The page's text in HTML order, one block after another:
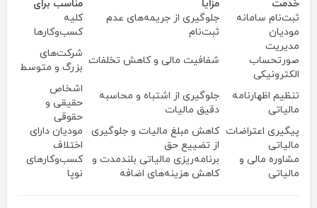
خدمت مزایا
مناسب برای
ثبت‌نام سامانه
مودیان
جلوگیری از جریمه‌های عدم
ثبت‌نام
کلیه
کسب‌وکارها
مدیریت
صورتحساب
الکترونیکی
شفافیت مالی و کاهش تخلفات
شرکت‌های
بزرگ و متوسط
تنظیم اظهارنامه
مالیاتی
جلوگیری از اشتباه و محاسبه
دقیق مالیات
اشخاص
حقیقی و
حقوقی
پیگیری اعتراضات
مالیاتی
کاهش مبلغ مالیات و جلوگیری
از تضییع حق
مودیان دارای
اختلاف
مشاوره مالی و
مالیاتی
برنامه‌ریزی مالیاتی بلندمدت و
کاهش هزینه‌های اضافه
کسب‌وکارهای
نوپا